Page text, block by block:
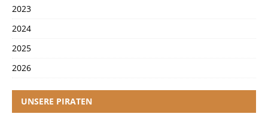
2023
2024
2025
2026
UNSERE PIRATEN